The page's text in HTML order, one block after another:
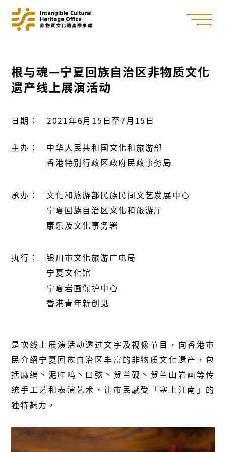
根与魂—宁夏回族自治区非物质文化
遗产线上展演活动
日期： 2021年6月15日至7月15日
主办：
中华人民共和国文化和旅游部
香港特别行政区政府民政事务局
承办：
文化和旅游部民族民间文艺发展中心
宁夏回族自治区文化和旅游厅
康乐及文化事务署
执行：
银川巿文化旅游广电局
宁夏文化馆
宁夏岩画保护中心
香港青年新创见
是次线上展演活动透过文字及视像节目，向香港巿
民介绍宁夏回族自治区丰富的非物质文化遗产，包
括麻编丶泥哇呜丶口弦丶贺兰砚丶贺兰山岩画等传
统手工艺和表演艺术，让市民感受「塞上江南」的
独特魅力。